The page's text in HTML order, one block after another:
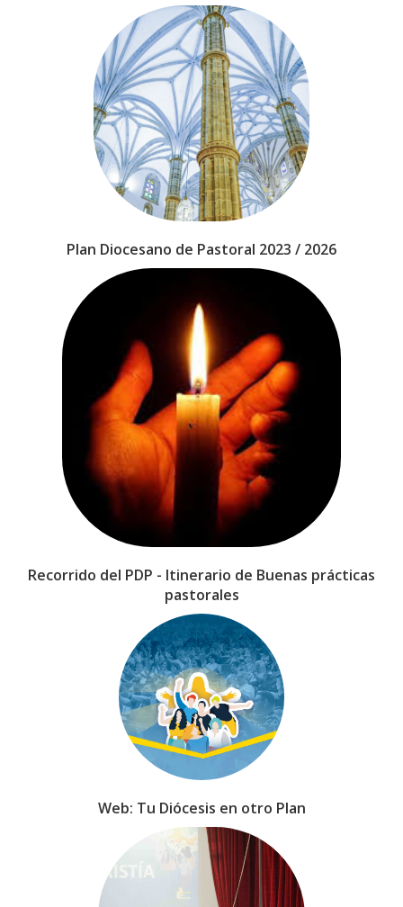
Plan Diocesano de Pastoral 2023 / 2026
Recorrido del PDP - Itinerario de Buenas prácticas
pastorales
Web: Tu Diócesis en otro Plan